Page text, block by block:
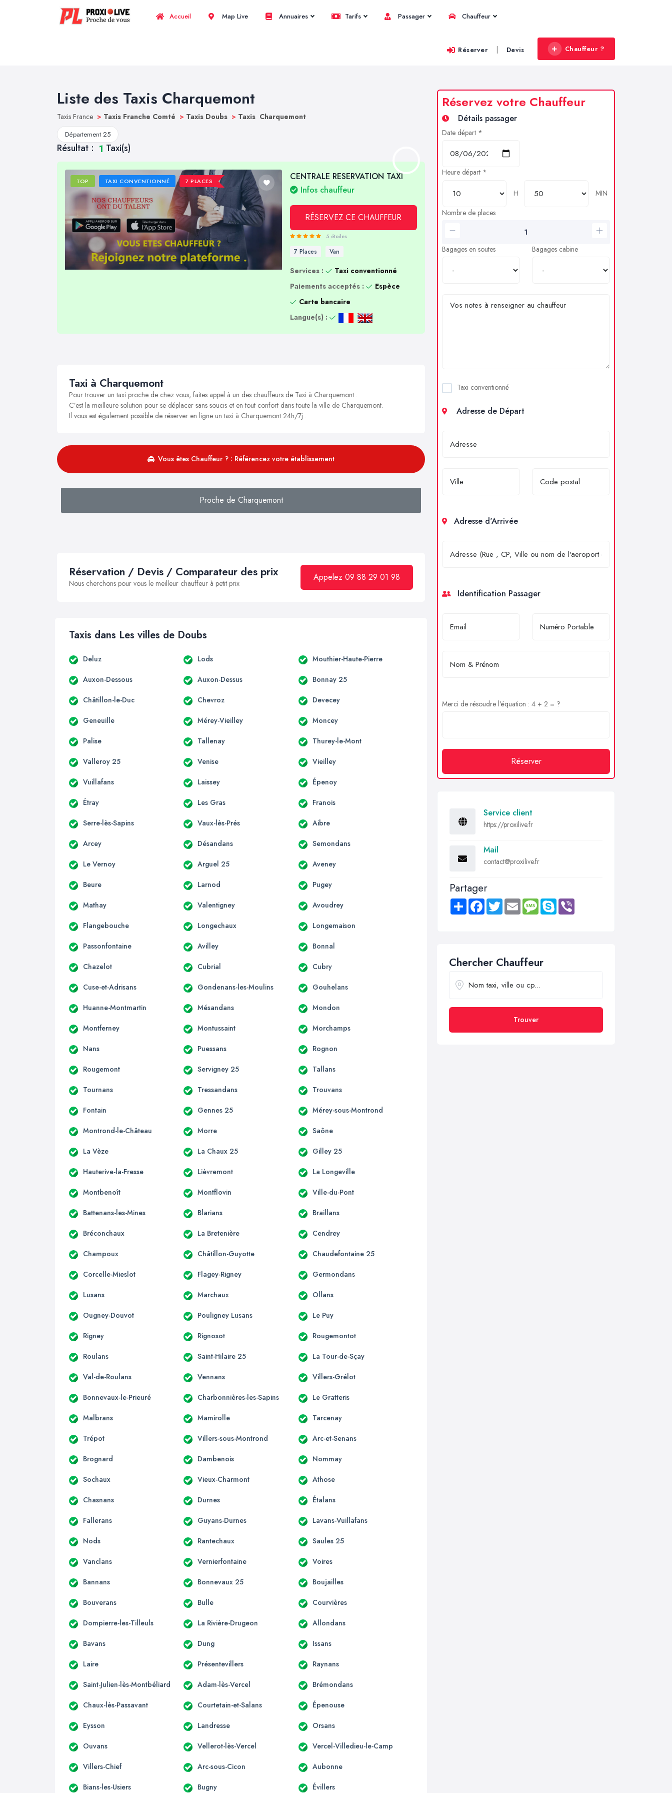
Accueil Map Live Annuaires Tarifs Passager Chauffeur
Réserver | Devis Chauffeur ?
Liste des Taxis Charquemont
Taxis France > Taxis Franche Comté > Taxis Doubs > Taxis Charquemont
Département 25
Résultat : 1 Taxi(s)
TOP TAXI CONVENTIONNÉ 7 PLACES
CENTRALE RESERVATION TAXI
Infos chauffeur
RÉSERVEZ CE CHAUFFEUR
5 étoiles
7 Places Van
Services :
Taxi conventionné
Paiements acceptés :
Espèce
Carte bancaire
Langue(s) :
Taxi à Charquemont
Pour trouver un taxi proche de chez vous, faites appel à un des chauffeurs de Taxi à Charquemont .
C’est la meilleure solution pour se déplacer sans soucis et en tout confort dans toute la ville de Charquemont.
Il vous est également possible de réserver en ligne un taxi à Charquemont 24h/7j .
Vous êtes Chauffeur ? : Référencez votre établissement
Proche de Charquemont
Réservation / Devis / Comparateur des prix
Nous cherchons pour vous le meilleur chauffeur à petit prix
Appelez 09 88 29 01 98
Taxis dans Les villes de Doubs
Deluz Lods Mouthier-Haute-Pierre
Auxon-Dessous Auxon-Dessus Bonnay 25
Châtillon-le-Duc Chevroz Devecey
Geneuille Mérey-Vieilley Moncey
Palise Tallenay Thurey-le-Mont
Valleroy 25 Venise Vieilley
Vuillafans Laissey Épenoy
Étray Les Gras Franois
Serre-lès-Sapins Vaux-lès-Prés Aibre
Arcey Désandans Semondans
Le Vernoy Arguel 25 Aveney
Beure Larnod Pugey
Mathay Valentigney Avoudrey
Flangebouche Longechaux Longemaison
Passonfontaine Avilley Bonnal
Chazelot Cubrial Cubry
Cuse-et-Adrisans Gondenans-les-Moulins Gouhelans
Huanne-Montmartin Mésandans Mondon
Montferney Montussaint Morchamps
Nans Puessans Rognon
Rougemont Servigney 25 Tallans
Tournans Tressandans Trouvans
Fontain Gennes 25 Mérey-sous-Montrond
Montrond-le-Château Morre Saône
La Vèze La Chaux 25 Gilley 25
Hauterive-la-Fresse Lièvremont La Longeville
Montbenoît Montflovin Ville-du-Pont
Battenans-les-Mines Blarians Braillans
Bréconchaux La Bretenière Cendrey
Champoux Châtillon-Guyotte Chaudefontaine 25
Corcelle-Mieslot Flagey-Rigney Germondans
Lusans Marchaux Ollans
Ougney-Douvot Pouligney Lusans Le Puy
Rigney Rignosot Rougemontot
Roulans Saint-Hilaire 25 La Tour-de-Sçay
Val-de-Roulans Vennans Villers-Grélot
Bonnevaux-le-Prieuré Charbonnières-les-Sapins Le Gratteris
Malbrans Mamirolle Tarcenay
Trépot Villers-sous-Montrond Arc-et-Senans
Brognard Dambenois Nommay
Sochaux Vieux-Charmont Athose
Chasnans Durnes Étalans
Fallerans Guyans-Durnes Lavans-Vuillafans
Nods Rantechaux Saules 25
Vanclans Vernierfontaine Voires
Bannans Bonnevaux 25 Boujailles
Bouverans Bulle Courvières
Dompierre-les-Tilleuls La Rivière-Drugeon Allondans
Bavans Dung Issans
Laire Présentevillers Raynans
Saint-Julien-lès-Montbéliard Adam-lès-Vercel Brémondans
Chaux-lès-Passavant Courtetain-et-Salans Épenouse
Eysson Landresse Orsans
Ouvans Vellerot-lès-Vercel Vercel-Villedieu-le-Camp
Villers-Chief Arc-sous-Cicon Aubonne
Bians-les-Usiers Bugny Évillers
Réservez votre Chauffeur
Détails passager
Date départ *
Heure départ *
H
MIN
Nombre de places
Bagages en soutes Bagages cabine
Taxi conventionné
Adresse de Départ
Adresse d'Arrivée
Identification Passager
Merci de résoudre l'équation : 4 + 2 = ?
Réserver
Service client
https://proxilive.fr
Mail
contact@proxilive.fr
Partager
Share FacebookTwitter Email MessageSkype
Chercher Chauffeur
Trouver